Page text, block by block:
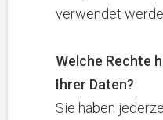
verwendet
Welche Rechte
Ihrer Daten?
Sie haben